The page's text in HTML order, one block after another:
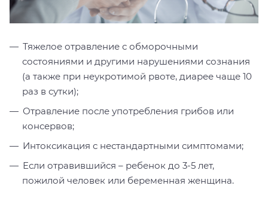
Тяжелое отравление с обморочными
состояниями и другими нарушениями сознания
(а также при неукротимой рвоте, диарее чаще 10
раз в сутки);
Отравление после употребления грибов или
консервов;
Интоксикация с нестандартными симптомами;
Если отравившийся – ребенок до 3-5 лет,
пожилой человек или беременная женщина.